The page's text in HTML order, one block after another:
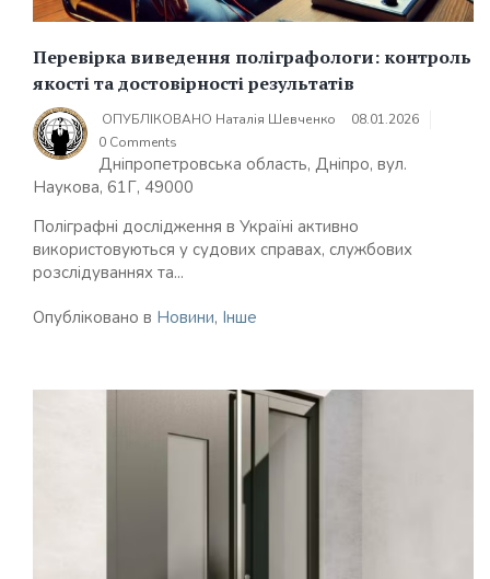
Перевірка виведення поліграфологи: контроль
якості та достовірності результатів
ОПУБЛІКОВАНО Наталія Шевченко
08.01.2026
0 Comments
Дніпропетровська область, Дніпро, вул.
Наукова, 61Г, 49000
Поліграфні дослідження в Україні активно
використовуються у судових справах, службових
розслідуваннях та...
Опубліковано в Новини, Інше